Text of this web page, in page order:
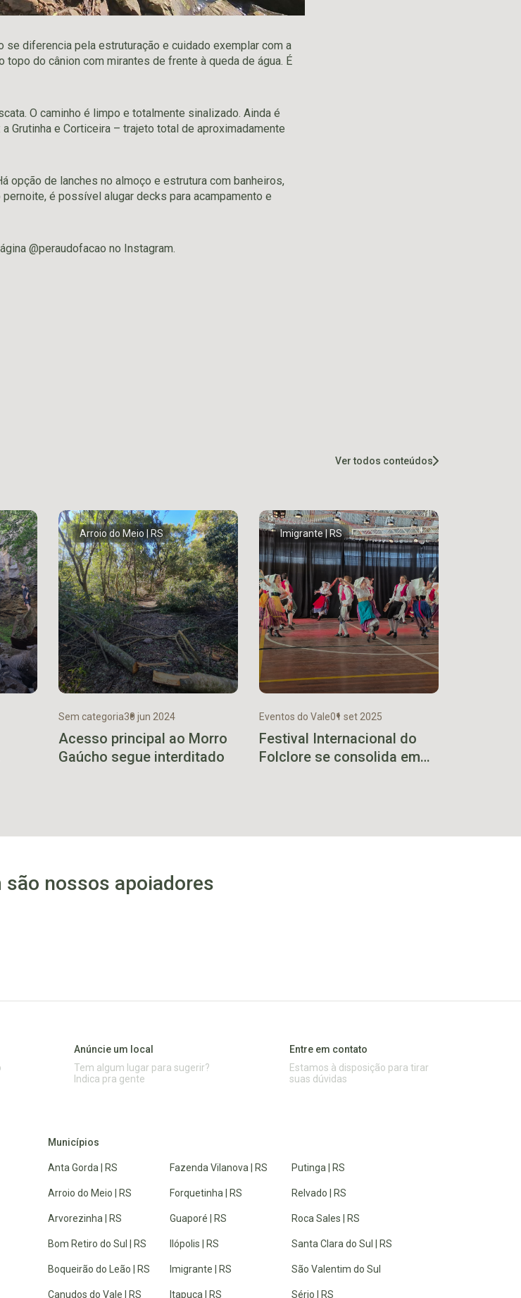
se diferencia pela estruturação e cuidado exemplar com a
topo do cânion com mirantes de frente à queda de água. É
O caminho é limpo e totalmente sinalizado. Ainda é
Grutinha e Corticeira – trajeto total de aproximadamente
opção de lanches no almoço e estrutura com banheiros,
é possível alugar decks para acampamento e
@peraudofacao no Instagram.
Ver todos conteúdos
Arroio do Meio | RS
Sem categoria30 jun 2024
Acesso principal ao Morro
Gaúcho segue interditado
Imigrante | RS
Eventos do Vale01 set 2025
Festival Internacional do
Folclore se consolida em
são nossos apoiadores
Anúncie um local
Tem algum lugar para sugerir?
Indica pra gente
Entre em contato
Estamos à disposição para tirar
suas dúvidas
Municípios
Anta Gorda | RS
Arroio do Meio | RS
Arvorezinha | RS
Bom Retiro do Sul | RS
Boqueirão do Leão | RS
Canudos do Vale | RS
Fazenda Vilanova | RS
Forquetinha | RS
Guaporé | RS
Ilópolis | RS
Imigrante | RS
Itapuca | RS
Putinga | RS
Relvado | RS
Roca Sales | RS
Santa Clara do Sul | RS
São Valentim do Sul
Sério | RS